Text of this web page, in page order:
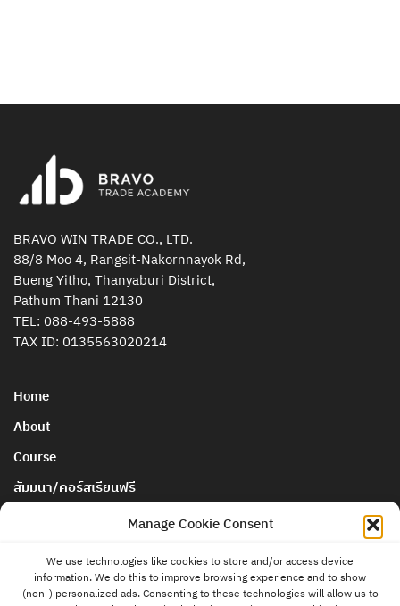
Manage Cookie Consent
We use technologies like cookies to store and/or access device
information. We do this to improve browsing experience and to show
(non-) personalized ads. Consenting to these technologies will allow us to
BRAVO WIN TRADE CO., LTD.
88/8 Moo 4, Rangsit-Nakornnayok Rd,
Bueng Yitho, Thanyaburi District,
Pathum Thani 12130
TEL: 088-493-5888
TAX ID: 0135563020214
Home
About
Course
สัมมนา/คอร์สเรียนฟรี
นโยบายการยกเลิกและคืนเงิน
Blog & News
แอดมิน